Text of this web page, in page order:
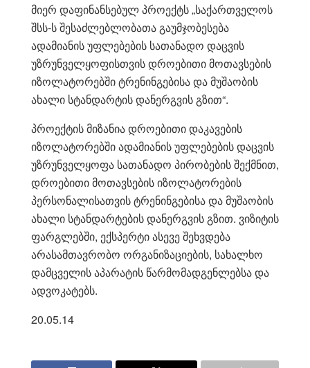
მიერ დაფინანსებულ პროექტს „საქართველოს
შსს-ს შესაძლებლობათა გაუმჯობესება
ადამიანის უფლებების სათანადო დაცვის
უზრუნველყოფისთვის დროებითი მოთავსების
იზოლატორებში ტრენინგებისა და მუშაობის
ახალი სტანდარტის დანერგვის გზით“.
პროექტის მიზანია დროებითი დაკავების
იზოლატორებში ადამიანის უფლებების დაცვის
უზრუნველყოფა სათანადო პირობების შექმნით,
დროებითი მოთავსების იზოლატორების
პერსონალისათვის ტრენინგებისა და მუშაობის
ახალი სტანდარტების დანერგვის გზით. ვიზიტის
ფარგლებში, ექსპერტი ასევე შეხვდება
არასამთავრობო ორგანიზაციების, სახალხო
დამცველის აპარატის წარმომადგენლებსა და
ადვოკატებს.
20.05.14